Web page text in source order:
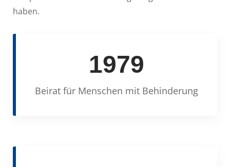
haben.
1979
Beirat für Menschen mit Behinderung